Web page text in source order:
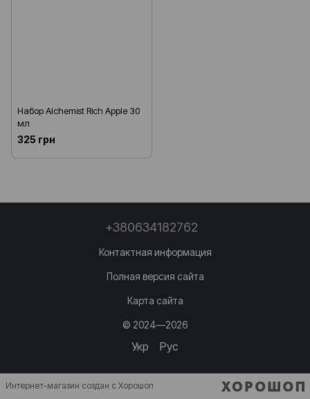
Набор Alchemist Rich Apple 30
мл
325 грн
+380634182762
Контактная информация
Полная версия сайта
Карта сайта
© 2024—2026
Укр Рус
Интернет-магазин создан с Хорошоп